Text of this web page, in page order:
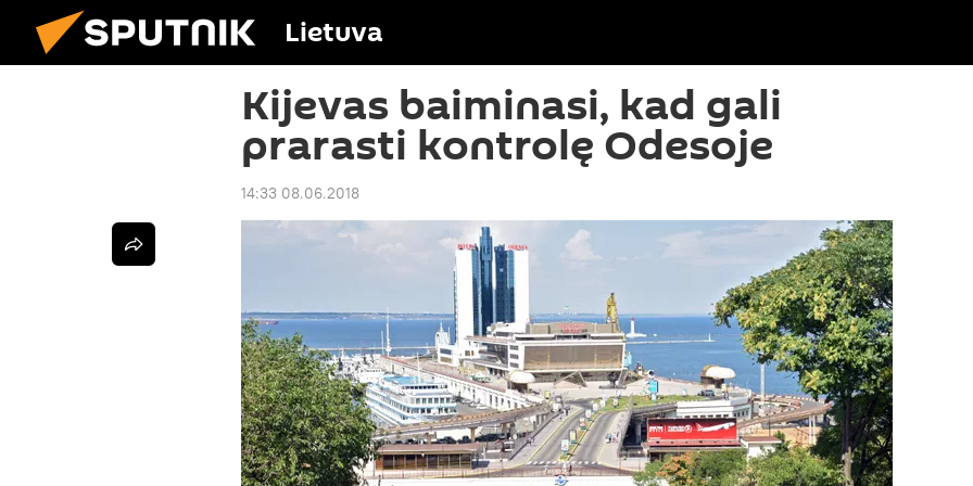
Lietuva
Kijevas baiminasi, kad gali
prarasti kontrolę Odesoje
14:33 08.06.2018